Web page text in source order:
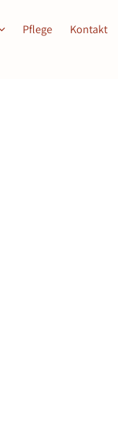
Pflege Kontakt